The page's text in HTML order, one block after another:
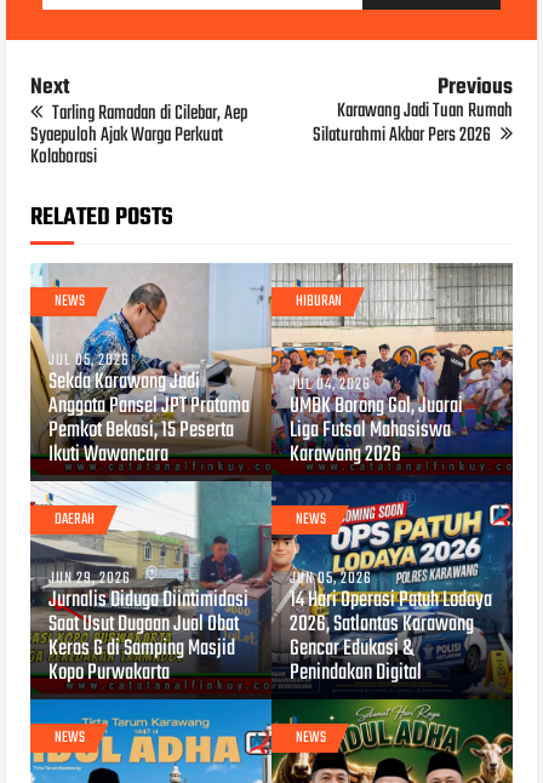
Next
Tarling Ramadan di Cilebar, Aep
Syaepuloh Ajak Warga Perkuat
Kolaborasi
Previous
Karawang Jadi Tuan Rumah
Silaturahmi Akbar Pers 2026
RELATED POSTS
NEWS
JUL 05, 2026
Sekda Karawang Jadi
Anggota Pansel JPT Pratama
Pemkot Bekasi, 15 Peserta
Ikuti Wawancara
HIBURAN
JUL 04, 2026
UMBK Borong Gol, Juarai
Liga Futsal Mahasiswa
Karawang 2026
DAERAH
JUN 29, 2026
Jurnalis Diduga Diintimidasi
Saat Usut Dugaan Jual Obat
Keras G di Samping Masjid
Kopo Purwakarta
NEWS
JUN 05, 2026
14 Hari Operasi Patuh Lodaya
2026, Satlantas Karawang
Gencar Edukasi &
Penindakan Digital
NEWS NEWS